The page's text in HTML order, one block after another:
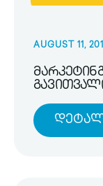
AUGUST 11,